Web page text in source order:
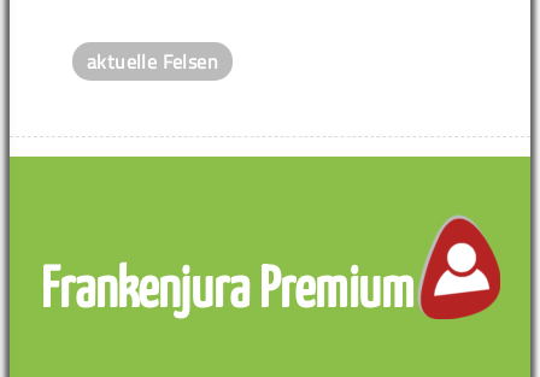
aktuelle Felsen
Frankenjura Premium